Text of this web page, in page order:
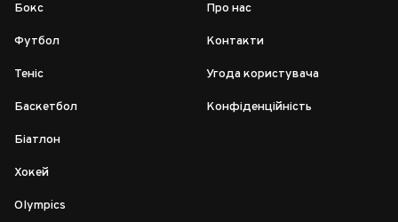
Бокс
Футбол
Теніс
Баскетбол
Біатлон
Хокей
Olympics
Про нас
Контакти
Угода користувача
Конфіденційність